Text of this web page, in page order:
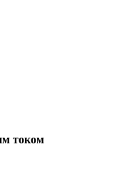
током